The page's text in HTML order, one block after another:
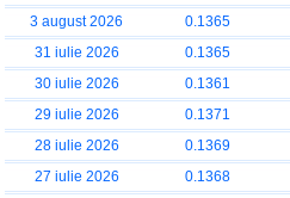
3 august 2026
0.1365
31 iulie 2026
0.1365
30 iulie 2026
0.1361
29 iulie 2026
0.1371
28 iulie 2026
0.1369
27 iulie 2026
0.1368